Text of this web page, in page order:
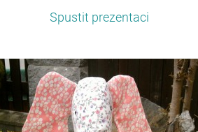
Spustit prezentaci